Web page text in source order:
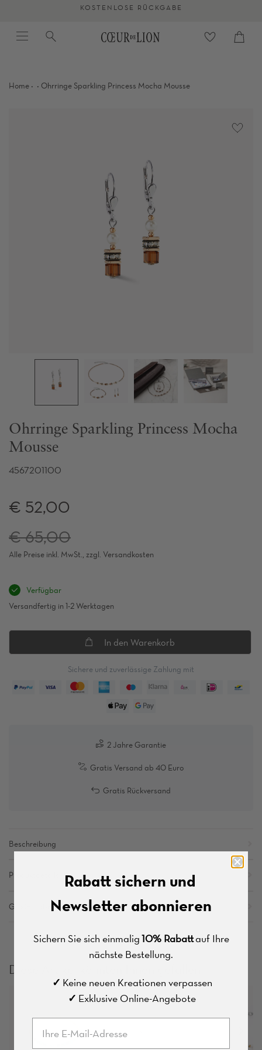
springen
KOSTENLOSE RÜCKGABE
Home · · Ohrringe Sparkling Princess Mocha Mousse
Ohrringe Sparkling Princess Mocha
Mousse
4567201100
€ 52,00
Regulärer
Preis
€ 65,00
Alle Preise inkl. MwSt., zzgl. Versandkosten
Verfügbar
Versandfertig in 1-2 Werktagen
In den Warenkorb
Sichere und zuverlässige Zahlung mit
2 Jahre Garantie
Gratis Versand ab 40 Euro
Gratis Rückversand
Beschreibung
Produktdetails
Größentabelle
Diese Artikel könnten Ihnen gefallen
Rabatt sichern und
Newsletter abonnieren
Sichern Sie sich einmalig10% Rabattauf Ihre
nächste Bestellung.
✓ Keine neuen Kreationen verpassen
✓ Exklusive Online-Angebote